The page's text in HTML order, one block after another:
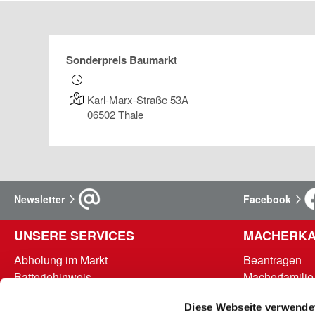
Diese Webseite
Sonderpreis Baumarkt
Karl-Marx-Straße 53A
06502Thale
Newsletter Facebook
UNSERE SERVICES
Abholung im Markt
Batteriehinweis
Hinweise zur Entsorgung und Rücknahme
Beantragen
Macherfamilie